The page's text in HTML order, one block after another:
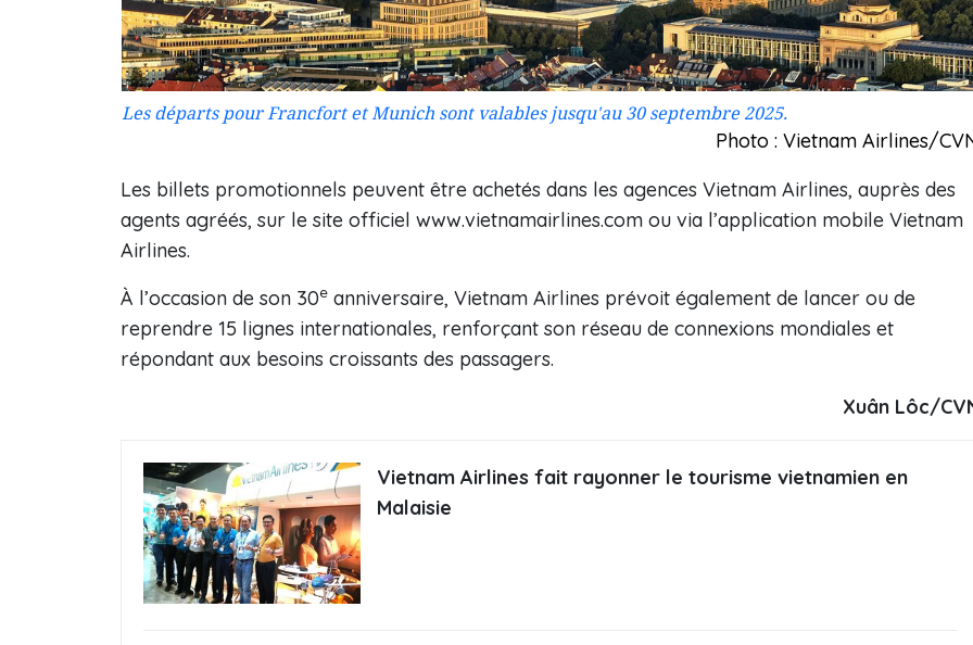
Les départs pour Francfort et Munich sont valables jusqu'au 30 septembre 2025.
Photo : Vietnam Airlines/
Les billets promotionnels peuvent être achetés dans les agences Vietnam Airlines, auprès des
agents agréés, sur le site officiel www.vietnamairlines.com ou via l’application mobile Vietnam
Airlines.
À l’occasion de son 30e anniversaire, Vietnam Airlines prévoit également de lancer ou de
reprendre 15 lignes internationales, renforçant son réseau de connexions mondiales et
répondant aux besoins croissants des passagers.
Xuân Lôc/
Vietnam Airlines fait rayonner le tourisme vietnamien en
Malaisie